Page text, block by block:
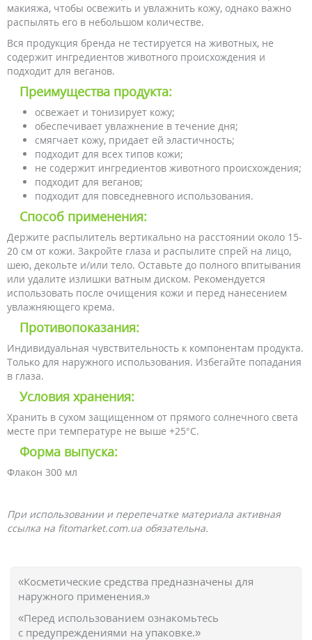
макияжа, чтобы освежить и увлажнить кожу, однако важно
распылять его в небольшом количестве.
Вся продукция бренда не тестируется на животных, не
содержит ингредиентов животного происхождения и
подходит для веганов.
Преимущества продукта:
освежает и тонизирует кожу;
обеспечивает увлажнение в течение дня;
смягчает кожу, придает ей эластичность;
подходит для всех типов кожи;
не содержит ингредиентов животного происхождения;
подходит для веганов;
подходит для повседневного использования.
Способ применения:
Держите распылитель вертикально на расстоянии около 15-
20 см от кожи. Закройте глаза и распылите спрей на лицо,
шею, декольте и/или тело. Оставьте до полного впитывания
или удалите излишки ватным диском. Рекомендуется
использовать после очищения кожи и перед нанесением
увлажняющего крема.
Противопоказания:
Индивидуальная чувствительность к компонентам продукта.
Только для наружного использования. Избегайте попадания
в глаза.
Условия хранения:
Хранить в сухом защищенном от прямого солнечного света
месте при температуре не выше +25°С.
Форма выпуска:
Флакон 300 мл
При использовании и перепечатке материала активная
ссылка на fitomarket.com.ua обязательна.
«Косметические средства предназначены для
наружного применения.»
«Перед использованием ознакомьтесь
с предупреждениями на упаковке.»